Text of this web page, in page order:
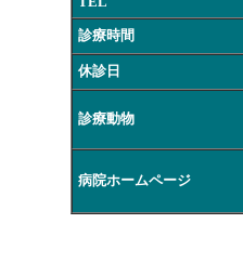
診療時間
休診日
診療動物
病院ホームページ